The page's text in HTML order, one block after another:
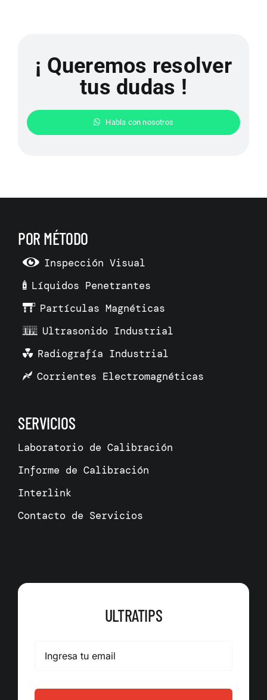
¡ Queremos resolver
tus dudas !
Habla con nosotros
POR MÉTODO
Inspección Visual
Líquidos Penetrantes
Partículas Magnéticas
Ultrasonido Industrial
Radiografía Industrial
Corrientes Electromagnéticas
SERVICIOS
Laboratorio de Calibración
Informe de Calibración
Interlink
Contacto de Servicios
ULTRATIPS